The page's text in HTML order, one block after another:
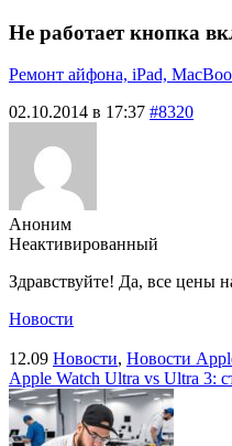
Не работает кнопка
Ремонт айфона, iPad,
02.10.2014 в 17:37 #8320
Аноним
Неактивированный
Здравствуйте! Да, все цены
Новости
12.09 Новости, Новости
Apple Watch Ultra vs Ultra 3: